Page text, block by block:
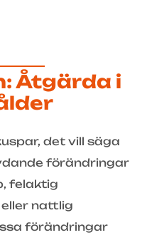
Åtgärda i
det vill säga
förändringar
felaktig
nattlig
förändringar